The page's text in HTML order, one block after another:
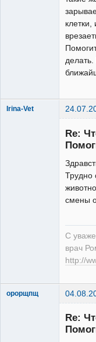
клетки,
делать.
Irina-Vet
Re:
Трудно
смены
С
врач
http://
орорщпщ
Зарегистрированный
Re: